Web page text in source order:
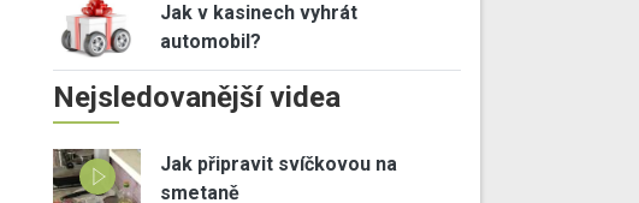
Jak v kasinech vyhrát
automobil?
Nejsledovanější videa
Jak připravit svíčkovou na
smetaně